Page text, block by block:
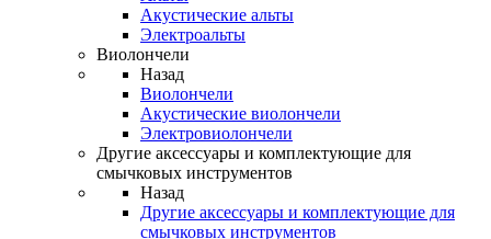
Акустические альты
Электроальты
Виолончели
Назад
Виолончели
Акустические виолончели
Электровиолончели
Другие аксессуары и комплектующие для
смычковых инструментов
Назад
Другие аксессуары и комплектующие для
смычковых инструментов